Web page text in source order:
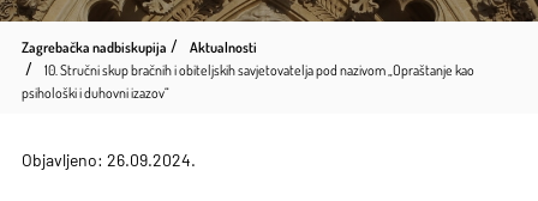
Zagrebačka nadbiskupija
Aktualnosti
10. Stručni skup bračnih i obiteljskih savjetovatelja pod nazivom „Opraštanje kao
psihološki i duhovni izazov“
Objavljeno: 26.09.2024.